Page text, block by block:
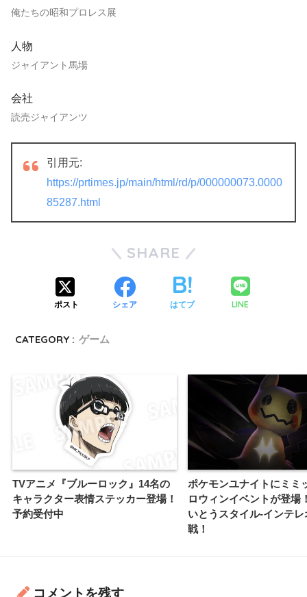
俺たちの昭和プロレス展
人物
ジャイアント馬場
会社
読売ジャイアンツ
引用元:
https://prtimes.jp/main/html/rd/p/000000073.0000
85287.html
SHARE
ポスト シェア はてブ LINE
CATEGORY : ゲーム
TVアニメ『ブルーロック』14名の
キャラクター表情ステッカー登場！
予約受付中
ポケモンユナイトにミミ
ロウィンイベントが登場
いとうスタイル-インテ
戦！
コメントを残す